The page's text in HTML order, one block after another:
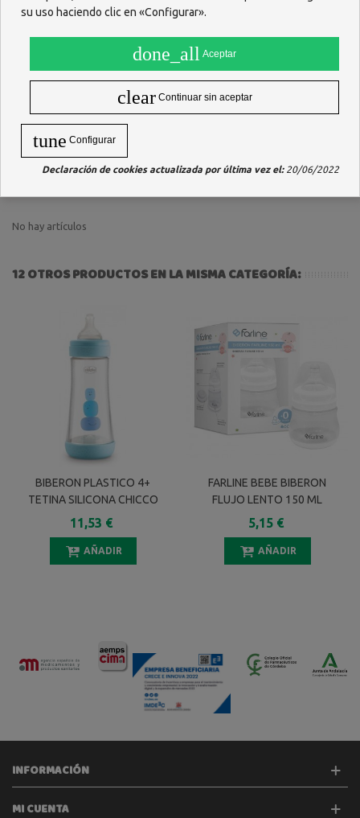
Opiniones
No hay artículos
12 OTROS PRODUCTOS EN LA MISMA CATEGORÍA:
BIBERON PLASTICO 4+
TETINA SILICONA CHICCO
PERFECT5 AZUL 300 ML
11,53 €
AÑADIR
FARLINE BEBE BIBERON
FLUJO LENTO 150 ML
5,15 €
AÑADIR
INFORMACIÓN
MI CUENTA
su uso haciendo clic en «Configurar».
done_all Aceptar
clear Continuar sin aceptar
tune Configurar
Declaración de cookies actualizada por última vez el:20/06/2022